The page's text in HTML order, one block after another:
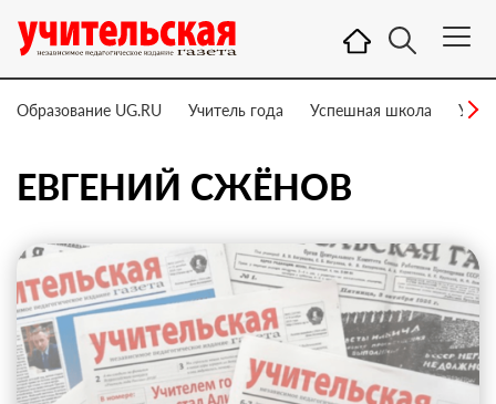
Образование UG.RU Учитель года Успешная школа
ЕВГЕНИЙ СЖЁНОВ